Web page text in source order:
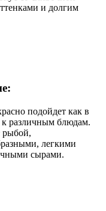
и долгим
подойдет как в
к различным блюдам.
рыбой,
легкими
сырами.